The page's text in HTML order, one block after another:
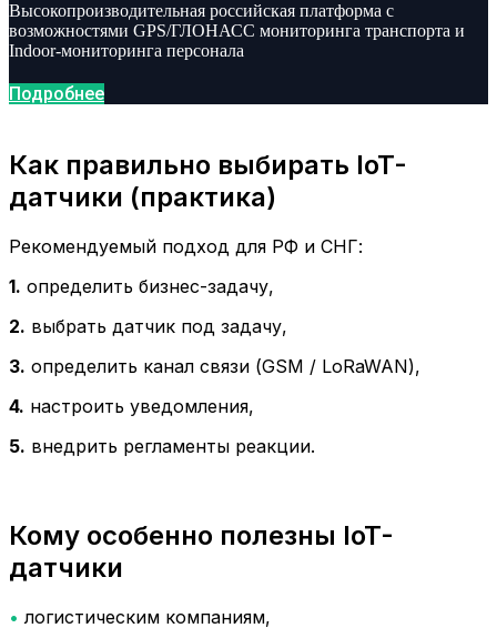
Высокопроизводительная российская платформа с
возможностями GPS/ГЛОНАСС мониторинга транспорта и
Indoor-мониторинга персонала
Подробнее
Как правильно выбирать IoT-
датчики (практика)
Рекомендуемый подход для РФ и СНГ:
1. определить бизнес-задачу,
2. выбрать датчик под задачу,
3. определить канал связи (GSM / LoRaWAN),
4. настроить уведомления,
5. внедрить регламенты реакции.
Кому особенно полезны IoT-
датчики
• логистическим компаниям,